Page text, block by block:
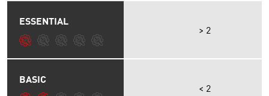
ESSENTIAL
> 2
BASIC
< 2